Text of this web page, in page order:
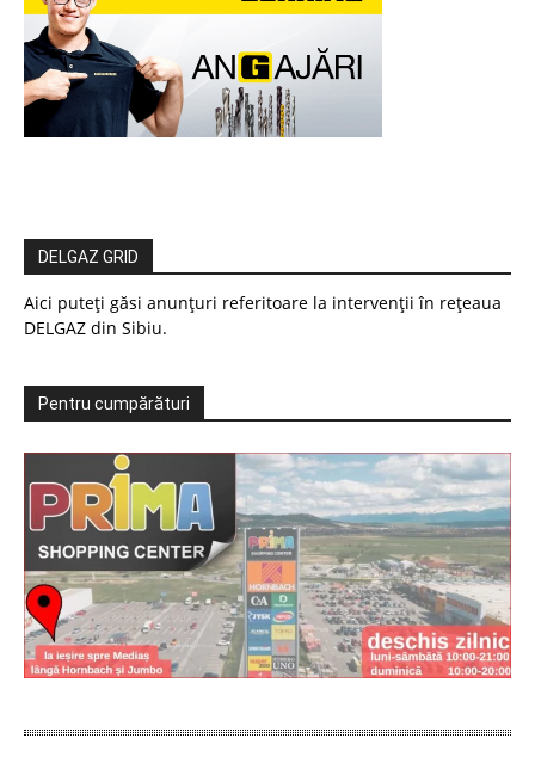
DELGAZ GRID
Aici puteți găsi anunțuri referitoare la intervenții în rețeaua
DELGAZ din Sibiu.
Pentru cumpărături